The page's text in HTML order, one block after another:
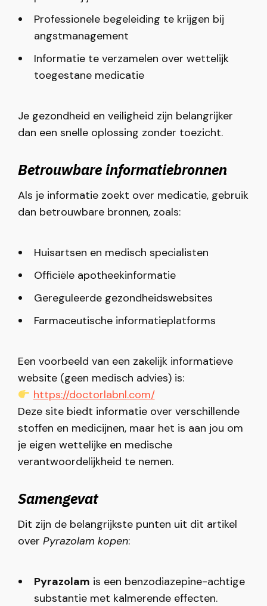
Professionele begeleiding te krijgen bij
angstmanagement
Informatie te verzamelen over wettelijk
toegestane medicatie
Je gezondheid en veiligheid zijn belangrijker
dan een snelle oplossing zonder toezicht.
Betrouwbare informatiebronnen
Als je informatie zoekt over medicatie, gebruik
dan betrouwbare bronnen, zoals:
Huisartsen en medisch specialisten
Officiële apotheekinformatie
Gereguleerde gezondheidswebsites
Farmaceutische informatieplatforms
Een voorbeeld van een zakelijk informatieve
website (geen medisch advies) is:
https://doctorlabnl.com/
Deze site biedt informatie over verschillende
stoffen en medicijnen, maar het is aan jou om
je eigen wettelijke en medische
verantwoordelijkheid te nemen.
Samengevat
Dit zijn de belangrijkste punten uit dit artikel
over Pyrazolam kopen:
Pyrazolam is een benzodiazepine-achtige
substantie met kalmerende effecten.